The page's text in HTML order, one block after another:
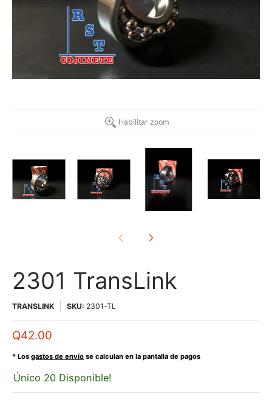
Habilitar zoom
2301 TransLink
TRANSLINK SKU: 2301-TL
Q42.00
* Los gastos de envío se calculan en la pantalla de pagos
Único 20 Disponible!